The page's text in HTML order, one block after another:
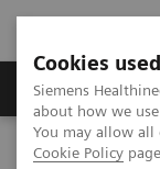
Cookies
Siemens
about how we
You may allow all
Cookie Policy
Zobrazovací
Home Laboratorní